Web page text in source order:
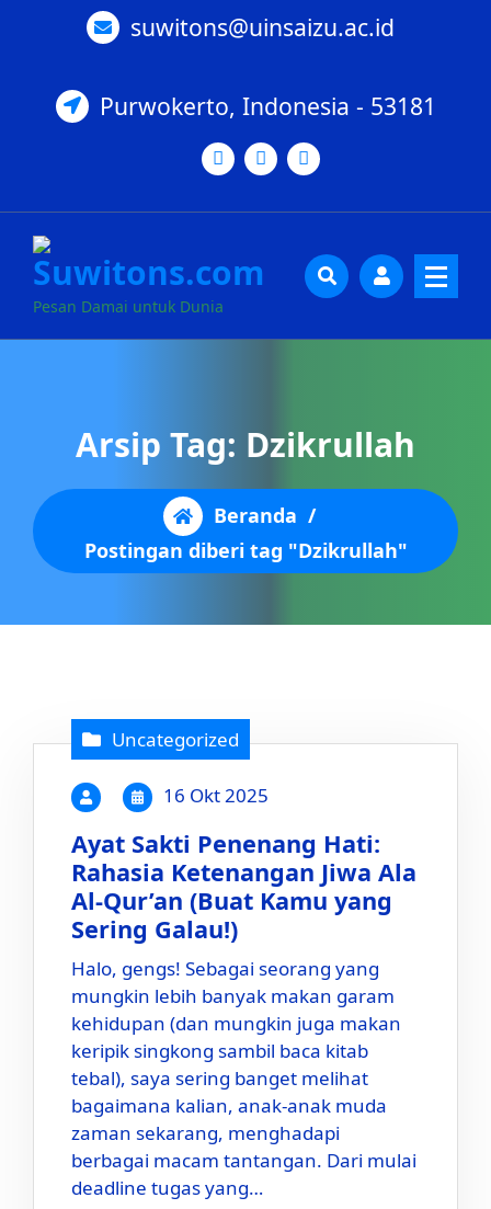
suwitons@uinsaizu.ac.id
Purwokerto, Indonesia - 53181
Pesan Damai untuk Dunia
Arsip Tag: Dzikrullah
Beranda /
Postingan diberi tag "Dzikrullah"
Uncategorized
16 Okt 2025
Ayat Sakti Penenang Hati:
Rahasia Ketenangan Jiwa Ala
Al-Qur’an (Buat Kamu yang
Sering Galau!)
Halo, gengs! Sebagai seorang yang
mungkin lebih banyak makan garam
kehidupan (dan mungkin juga makan
keripik singkong sambil baca kitab
tebal), saya sering banget melihat
bagaimana kalian, anak-anak muda
zaman sekarang, menghadapi
berbagai macam tantangan. Dari mulai
deadline tugas yang…